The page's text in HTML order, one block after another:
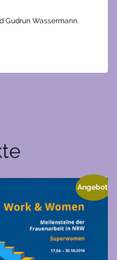
Gudrun Wassermann.
Angebot!